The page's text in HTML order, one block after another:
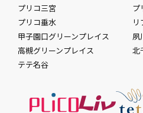
プリコ三宮
プ
プリコ垂水
リ
甲子園口グリーンプレイス
夙
高槻グリーンプレイス
北
テテ名谷